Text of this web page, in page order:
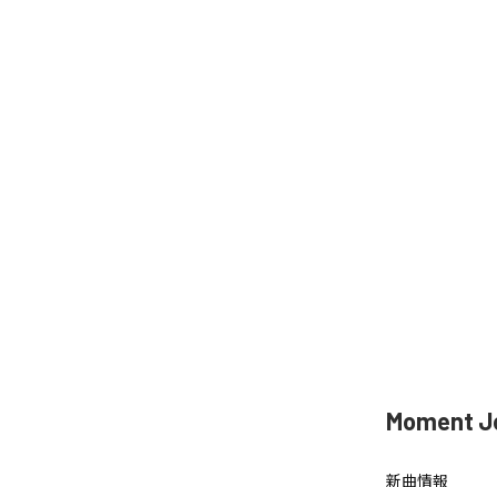
Moment
新曲情報